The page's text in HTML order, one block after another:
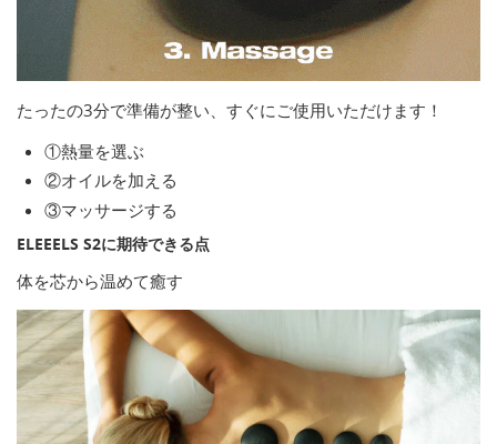
たったの3分で準備が整い、すぐにご使用いただけます！
①熱量を選ぶ
②オイルを加える
③マッサージする
ELEEELS S2に期待できる点
体を芯から温めて癒す